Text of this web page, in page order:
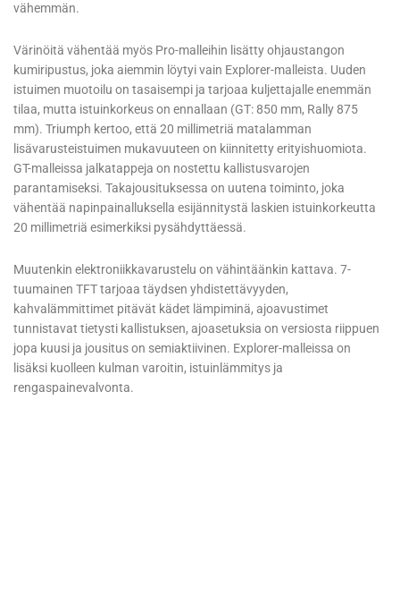
vähemmän.
Värinöitä vähentää myös Pro-malleihin lisätty ohjaustangon
kumiripustus, joka aiemmin löytyi vain Explorer-malleista. Uuden
istuimen muotoilu on tasaisempi ja tarjoaa kuljettajalle enemmän
tilaa, mutta istuinkorkeus on ennallaan (GT: 850 mm, Rally 875
mm). Triumph kertoo, että 20 millimetriä matalamman
lisävarusteistuimen mukavuuteen on kiinnitetty erityishuomiota.
GT-malleissa jalkatappeja on nostettu kallistusvarojen
parantamiseksi. Takajousituksessa on uutena toiminto, joka
vähentää napinpainalluksella esijännitystä laskien istuinkorkeutta
20 millimetriä esimerkiksi pysähdyttäessä.
Muutenkin elektroniikkavarustelu on vähintäänkin kattava. 7-
tuumainen TFT tarjoaa täydsen yhdistettävyyden,
kahvalämmittimet pitävät kädet lämpiminä, ajoavustimet
tunnistavat tietysti kallistuksen, ajoasetuksia on versiosta riippuen
jopa kuusi ja jousitus on semiaktiivinen. Explorer-malleissa on
lisäksi kuolleen kulman varoitin, istuinlämmitys ja
rengaspainevalvonta.